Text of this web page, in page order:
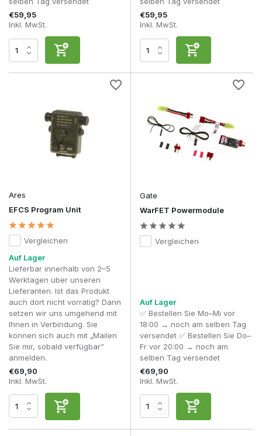
€59,95
Inkl. MwSt.
€59,95
Inkl. MwSt.
Ares
EFCS Program Unit
Vergleichen
Auf Lager
Lieferbar innerhalb von 2–5
Werktagen über unseren
Lieferanten. Ist das Produkt
auch dort nicht vorrätig? Dann
setzen wir uns umgehend mit
Ihnen in Verbindung. Sie
können sich auch mit „Mailen
Sie mir, sobald verfügbar”
anmelden.
€69,90
Inkl. MwSt.
Gate
WarFET Powermodule
Vergleichen
Auf Lager
✅ Bestellen Sie Mo–Mi vor
18:00 → noch am selben Tag
versendet ✅ Bestellen Sie Do–
Fr vor 20:00 → noch am
selben Tag versendet
€69,90
Inkl. MwSt.